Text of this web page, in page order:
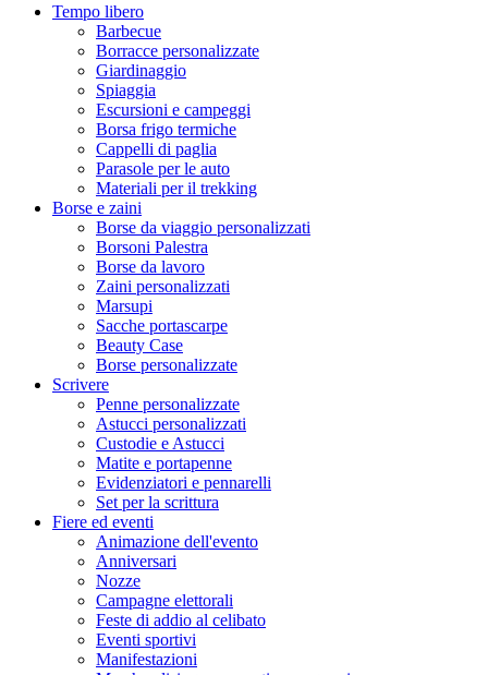
Tempo libero
Barbecue
Borracce personalizzate
Giardinaggio
Spiaggia
Escursioni e campeggi
Borsa frigo termiche
Cappelli di paglia
Parasole per le auto
Materiali per il trekking
Borse e zaini
Borse da viaggio personalizzati
Borsoni Palestra
Borse da lavoro
Zaini personalizzati
Marsupi
Sacche portascarpe
Beauty Case
Borse personalizzate
Scrivere
Penne personalizzate
Astucci personalizzati
Custodie e Astucci
Matite e portapenne
Evidenziatori e pennarelli
Set per la scrittura
Fiere ed eventi
Animazione dell'evento
Anniversari
Nozze
Campagne elettorali
Feste di addio al celibato
Eventi sportivi
Manifestazioni